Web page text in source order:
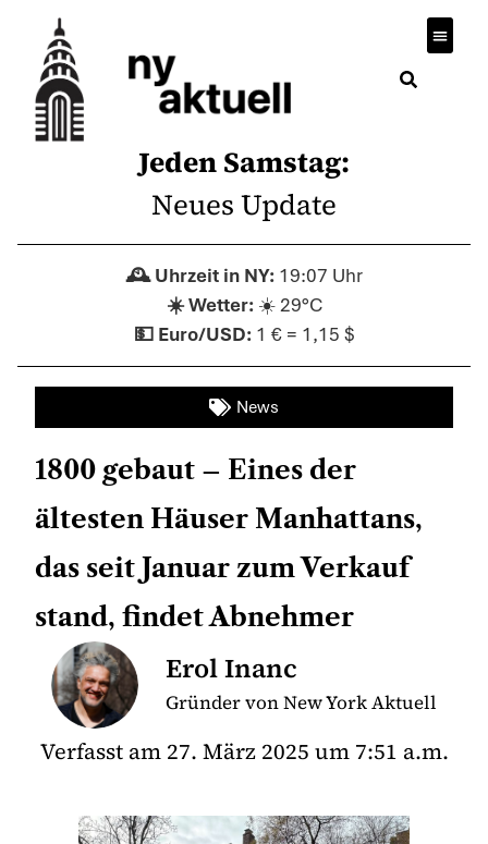
Jeden Samstag:
Neues Update
19:07 Uhr
☀️ 29°C
1 € = 1,15 $
News
1800 gebaut – Eines der
ältesten Häuser Manhattans,
das seit Januar zum Verkauf
stand, findet Abnehmer
Erol Inanc
Gründer von New York Aktuell
Verfasst am 27. März 2025 um 7:51 a.m.